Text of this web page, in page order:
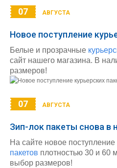
07 АВГУСТА
Новое поступление
Белые и прозрачные
сайт нашего магазина. В
размеров!
07 АВГУСТА
Зип-лок пакеты снова в
На сайте новое поступление
пакетов плотностью 30 и 60
выбор размеров!